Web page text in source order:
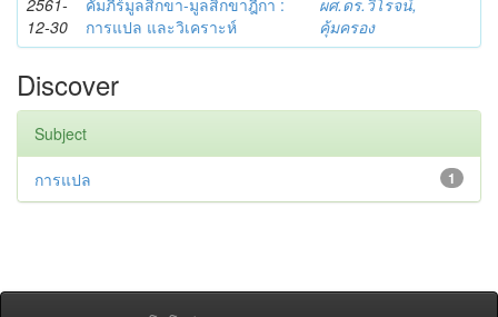
2561-
12-30
คัมภีร์มูลสิกขา-มูลสิกขาฎีกา :
การแปล และวิเคราะห์
ผศ.ดร.วิโรจน์,
คุ้มครอง
Discover
Subject
1
การแปล